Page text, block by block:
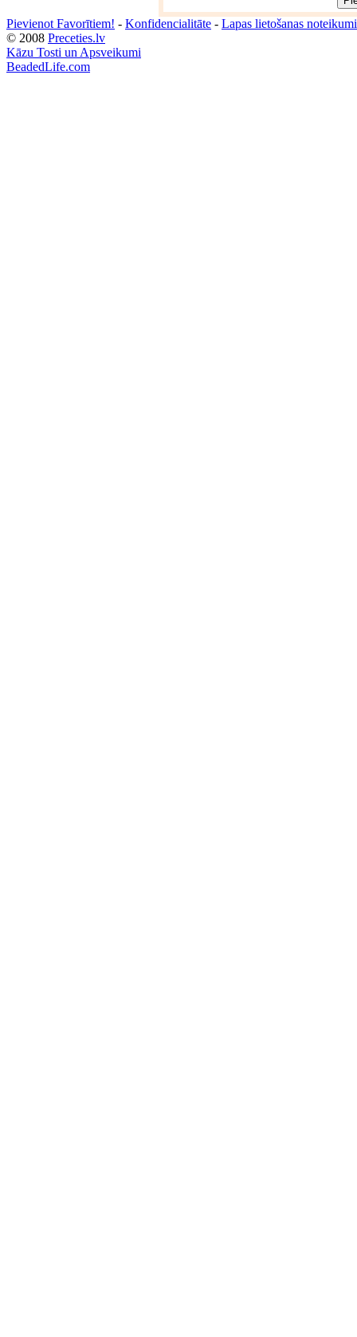
Pievienot Favorītiem! - Konfidencialitāte - Lapas lietošanas noteikumi
© 2008 Preceties.lv
Kāzu Tosti un Apsveikumi
BeadedLife.com